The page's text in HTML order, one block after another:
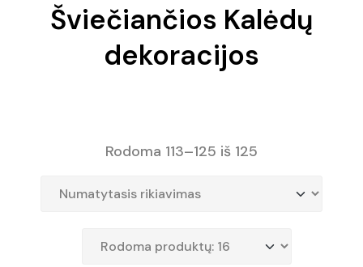
Šviečiančios Kalėdų
dekoracijos
Rodoma 113–125 iš 125